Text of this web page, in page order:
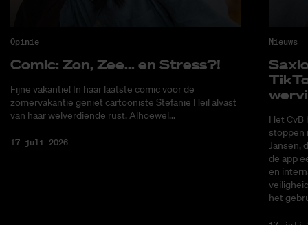
Opinie
Co­mic: Zon, Zee... en Stress?!
Fijne vakantie! In haar laatste comic voor de
zomervakantie geniet cartooniste Stefanie Heil alvast
van haar welverdiende rust. Alhoewel...
17 juli 2026
Nieuws
Het CvB
stoppen
Jansen,
de app
en
het